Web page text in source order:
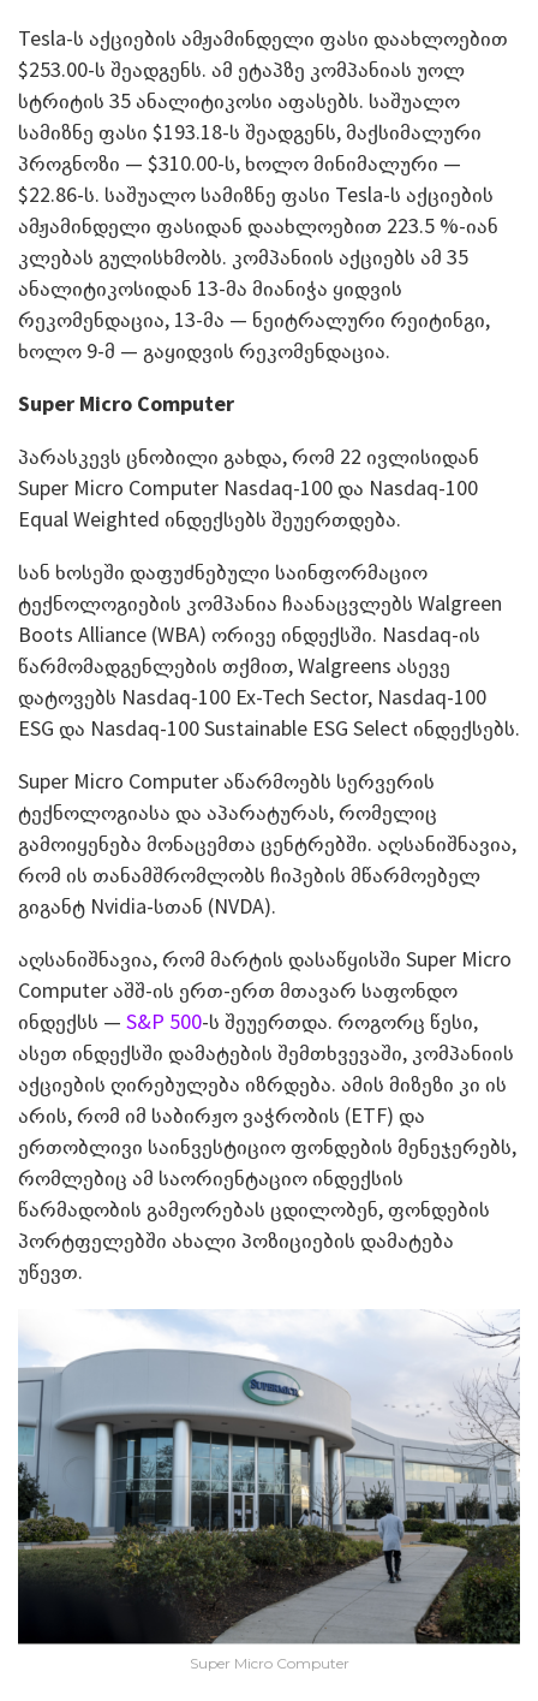
Tesla-ს აქციების ამჟამინდელი ფასი დაახლოებით
$253.00-ს შეადგენს. ამ ეტაპზე კომპანიას უოლ
სტრიტის 35 ანალიტიკოსი აფასებს. საშუალო
სამიზნე ფასი $193.18-ს შეადგენს, მაქსიმალური
პროგნოზი — $310.00-ს, ხოლო მინიმალური —
$22.86-ს. საშუალო სამიზნე ფასი Tesla-ს აქციების
ამჟამინდელი ფასიდან დაახლოებით 223.5 %-იან
კლებას გულისხმობს. კომპანიის აქციებს ამ 35
ანალიტიკოსიდან 13-მა მიანიჭა ყიდვის
რეკომენდაცია, 13-მა — ნეიტრალური რეიტინგი,
ხოლო 9-მ — გაყიდვის რეკომენდაცია.
Super Micro Computer
პარასკევს ცნობილი გახდა, რომ 22 ივლისიდან
Super Micro Computer Nasdaq-100 და Nasdaq-100
Equal Weighted ინდექსებს შეუერთდება.
სან ხოსეში დაფუძნებული საინფორმაციო
ტექნოლოგიების კომპანია ჩაანაცვლებს Walgreen
Boots Alliance (WBA) ორივე ინდექსში. Nasdaq-ის
წარმომადგენლების თქმით, Walgreens ასევე
დატოვებს Nasdaq-100 Ex-Tech Sector, Nasdaq-100
ESG და Nasdaq-100 Sustainable ESG Select ინდექსებს.
Super Micro Computer აწარმოებს სერვერის
ტექნოლოგიასა და აპარატურას, რომელიც
გამოიყენება მონაცემთა ცენტრებში. აღსანიშნავია,
რომ ის თანამშრომლობს ჩიპების მწარმოებელ
გიგანტ Nvidia-სთან (NVDA).
აღსანიშნავია, რომ მარტის დასაწყისში Super Micro
Computer აშშ-ის ერთ-ერთ მთავარ საფონდო
ინდექსს — S&P 500-ს შეუერთდა. როგორც წესი,
ასეთ ინდექსში დამატების შემთხვევაში, კომპანიის
აქციების ღირებულება იზრდება. ამის მიზეზი კი ის
არის, რომ იმ საბირჟო ვაჭრობის (ETF) და
ერთობლივი საინვესტიციო ფონდების მენეჯერებს,
რომლებიც ამ საორიენტაციო ინდექსის
წარმადობის გამეორებას ცდილობენ, ფონდების
პორტფელებში ახალი პოზიციების დამატება
უწევთ.
Super Micro Computer